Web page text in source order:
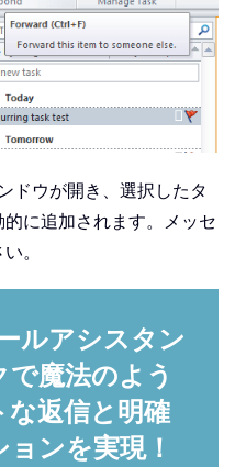
ドウが開き、選択したタ
に追加されます。メッセ
。
ルアシスタン
で魔法のよう
返信と明確
ンを実現！